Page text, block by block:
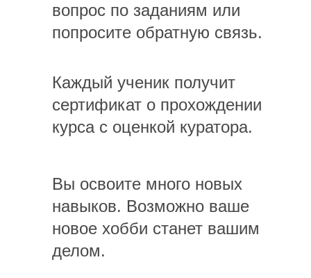
вопрос по заданиям или
попросите обратную связь.
Каждый ученик получит
сертификат о прохождении
курса с оценкой куратора.
Вы освоите много новых
навыков. Возможно ваше
новое хобби станет вашим
делом.